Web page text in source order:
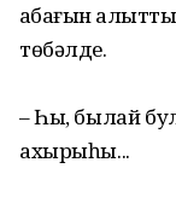
ҡабағын
төбәлде.
– Һы, былай
ахырыһы...